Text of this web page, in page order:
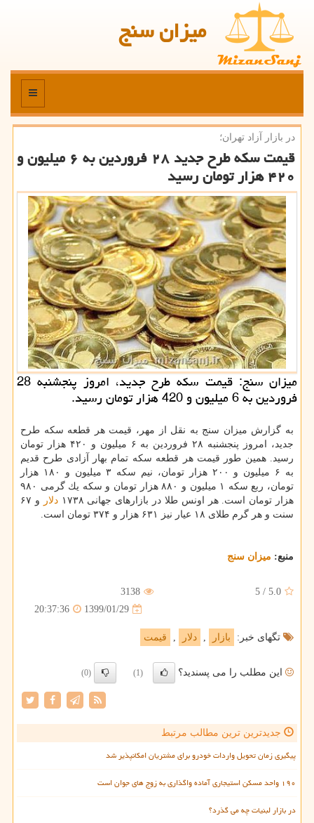
میزان سنج
منو
در بازار آزاد تهران؛
قیمت سكه طرح جدید ۲۸ فروردین به ۶ میلیون و
۴۲۰ هزار تومان رسید
میزان سنج: قیمت سكه طرح جدید، امروز پنجشنبه 28
فروردین به 6 میلیون و 420 هزار تومان رسید.
به گزارش میزان سنج به نقل از مهر، قیمت هر قطعه سكه طرح
جدید، امروز پنجشنبه ۲۸ فروردین به ۶ میلیون و ۴۲۰ هزار تومان
رسید. همین طور قیمت هر قطعه سكه تمام بهار آزادی طرح قدیم
به ۶ میلیون و ۲۰۰ هزار تومان، نیم سكه ۳ میلیون و ۱۸۰ هزار
تومان، ربع سكه ۱ میلیون و ۸۸۰ هزار تومان و سكه یك گرمی ۹۸۰
هزار تومان است. هر اونس طلا در بازارهای جهانی ۱۷۳۸
دلار
و ۶۷
سنت و هر گرم طلای ۱۸ عیار نیز ۶۳۱ هزار و ۳۷۴ تومان است.
منبع: میزان سنج
5.0
/
5
3138
1399/01/29
20:37:36
تگهای خبر: بازار , دلار , قیمت
این مطلب را می پسندید؟ (1)
(0)
جدیدترین ترین مطالب مرتبط
پیگیری زمان تحویل واردات خودرو برای مشتریان امکانپذیر شد
۱۹۰ واحد مسکن استیجاری آماده واگذاری به زوج های جوان است
در بازار لبنیات چه می گذرد؟